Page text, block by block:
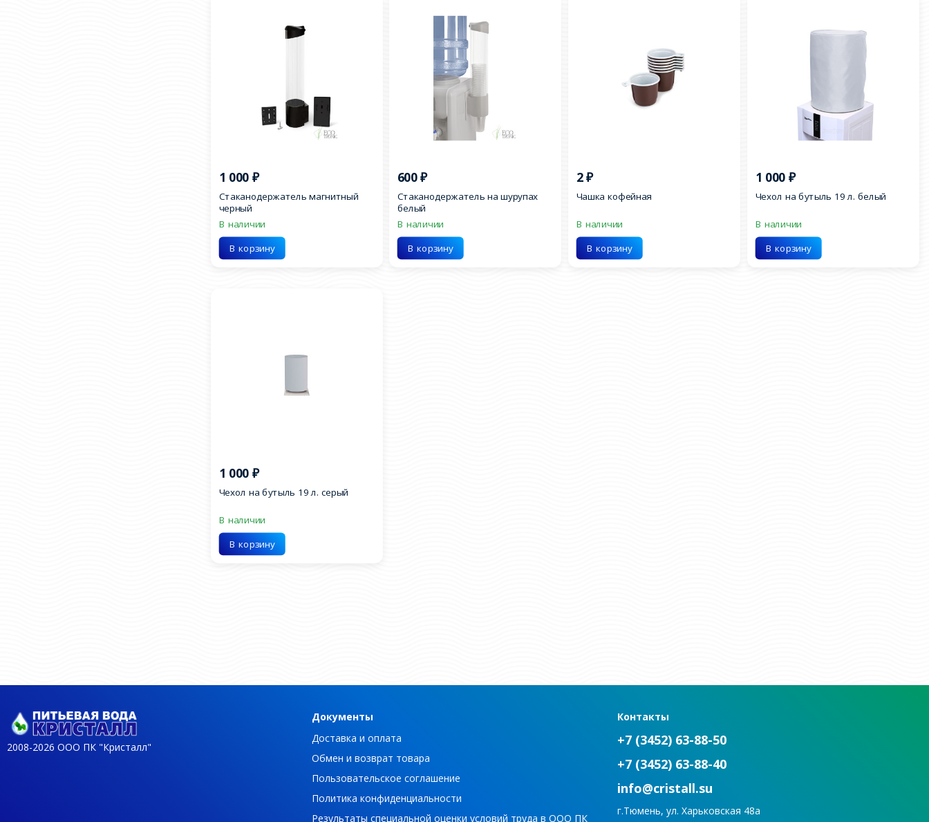
1 000 ₽
Стаканодержатель магнитный
черный
В наличии
В корзину
600₽
Стаканодержатель на шурупах
белый
В наличии
В корзину
2₽
Чашка кофейная
В наличии
В корзину
1 000 ₽
Чехол на бутыль 19 л. белый
В наличии
В корзину
1 000 ₽
Чехол на бутыль 19 л. серый
В наличии
В корзину
2008-2026 ООО ПК "Кристалл"
Документы
Доставка и оплата
Обмен и возврат товара
Пользовательское соглашение
Политика конфиденциальности
Результаты специальной оценки условий труда в ООО ПК
Контакты
+7 (3452) 63-88-50
+7 (3452) 63-88-40
info@cristall.su
г.Тюмень, ул. Харьковская 48а